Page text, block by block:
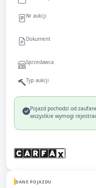
Nr aukcji
Dokument
Sprzedawca
Typ aukcji
Pojazd pochodzi od
wszystkie wymogi
DANE POJAZDU